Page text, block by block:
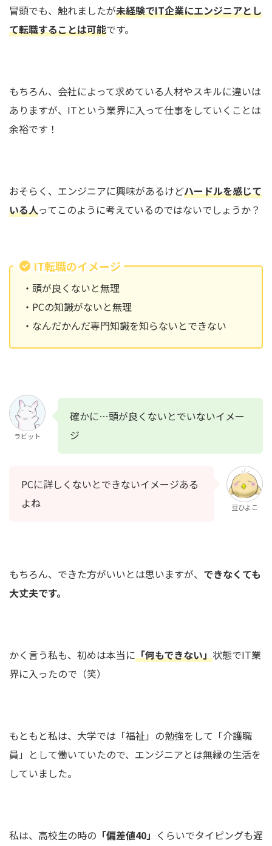
冒頭でも、触れましたが未経験でIT企業にエンジニアとし
て転職することは可能です。
もちろん、会社によって求めている人材やスキルに違いは
ありますが、ITという業界に入って仕事をしていくことは
余裕です！
おそらく、エンジニアに興味があるけどハードルを感じて
いる人ってこのように考えているのではないでしょうか？
IT転職のイメージ
・頭が良くないと無理
・PCの知識がないと無理
・なんだかんだ専門知識を知らないとできない
ラビット
確かに…頭が良くないとでいないイメー
ジ
PCに詳しくないとできないイメージある
よね
豆ひよこ
もちろん、できた方がいいとは思いますが、 できなくても
大丈夫です。
かく言う私も、初めは本当に「何もできない」状態でIT業
界に入ったので（笑）
もともと私は、大学では「福祉」の勉強をして「介護職
員」として働いていたので、エンジニアとは無縁の生活を
していました。
私は、高校生の時の 「偏差値40」 くらいでタイピングも遅